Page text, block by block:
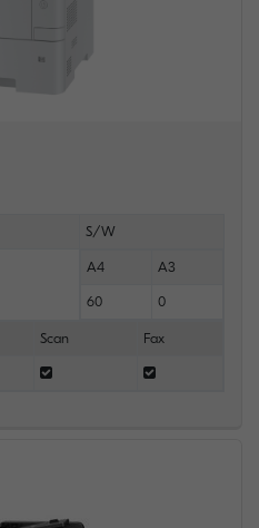
S/W
A4 A3
60 0
Scan Fax